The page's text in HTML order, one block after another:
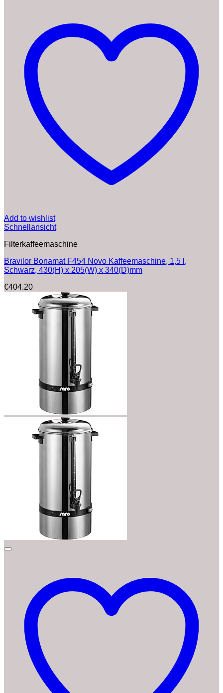
Add to wishlist
Schnellansicht
Filterkaffeemaschine
Bravilor Bonamat F454 Novo Kaffeemaschine, 1,5 l,
Schwarz, 430(H) x 205(W) x 340(D)mm
€404.20